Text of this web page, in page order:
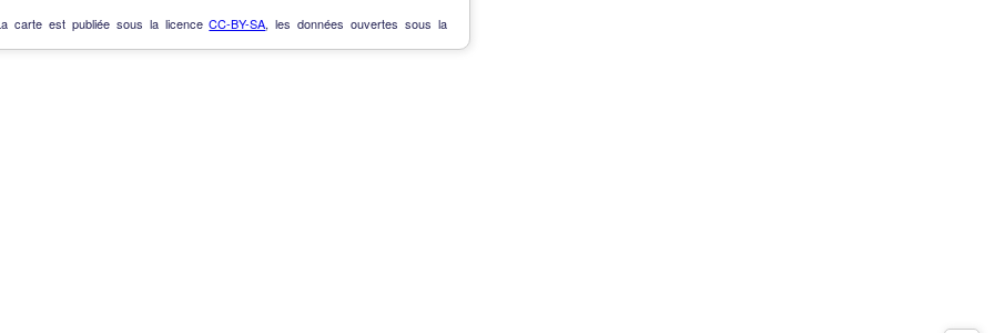
carte est publiée sous la licenceCC-BY-SA, les données ouvertes sous la